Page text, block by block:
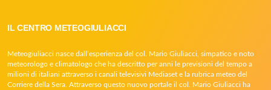
IL CENTRO METEOGIULIACCI
Meteogiuliacci nasce dall’esperienza del col. Mario Giuliacci, simpatico e noto
meteorologo e climatologo che ha descritto per anni le previsioni del tempo a
milioni di italiani attraverso i canali televisivi Mediaset e la rubrica meteo del
Corriere della Sera. Attraverso questo nuovo portale il col. Mario Giuliacci ha